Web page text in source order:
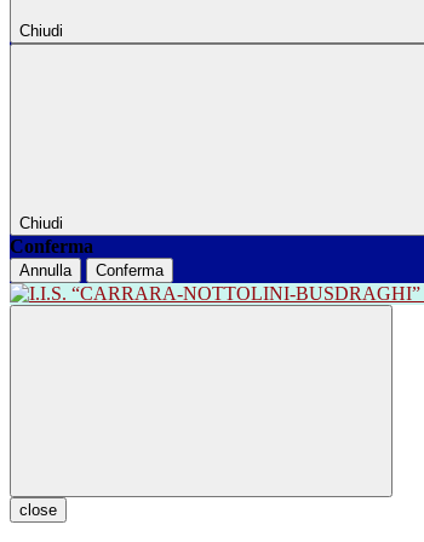
Chiudi
Chiudi
Conferma
Annulla Conferma
close